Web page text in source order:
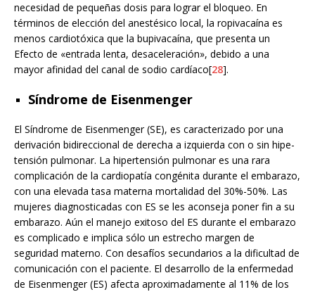
necesidad de pequeñas dosis para lograr el bloqueo. En
términos de elección del anestésico local, la ropivacaína es
menos cardiotóxica que la bupivacaína, que presenta un
Efecto de «entrada lenta, desaceleración», debido a una
mayor afinidad del canal de sodio cardíaco[28].
Síndrome de Eisenmenger
El Síndrome de Eisenmenger (SE), es caracterizado por una
derivación bidireccional de derecha a izquierda con o sin hipe-
tensión pulmonar. La hipertensión pulmonar es una rara
complicación de la cardiopatía congénita durante el embarazo,
con una elevada tasa materna mortalidad del 30%-50%. Las
mujeres diagnosticadas con ES se les aconseja poner fin a su
embarazo. Aún el manejo exitoso del ES durante el embarazo
es complicado e implica sólo un estrecho margen de
seguridad materno. Con desafíos secundarios a la dificultad de
comunicación con el paciente. El desarrollo de la enfermedad
de Eisenmenger (ES) afecta aproximadamente al 11% de los